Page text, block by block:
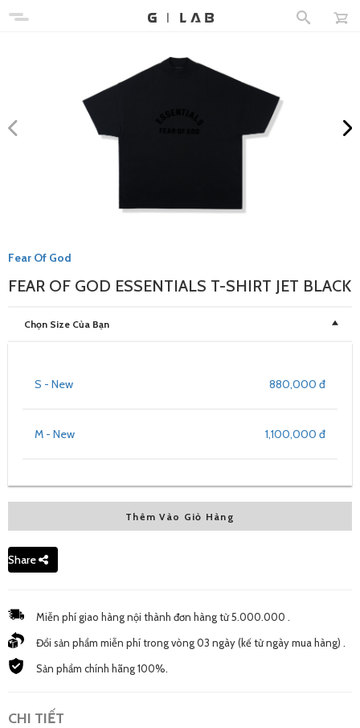
Fear Of God
FEAR OF GOD ESSENTIALS T-SHIRT JET BLACK
Chọn Size Của Bạn
880,000 đ
S - New
1,100,000 đ
M - New
Thêm Vào Giỏ Hàng
Share
Miễn phí giao hàng nội thành đơn hàng từ 5.000.000 .
Đổi sản phẩm miễn phí trong vòng 03 ngày (kế từ ngày mua hàng) .
Sản phẩm chính hãng 100%.
CHI TIẾT